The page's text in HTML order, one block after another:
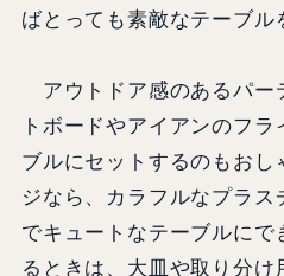
ばとっても素敵なテーブル
アウトドア感のあるパー
トボードやアイアンのフ
ブルにセットするのもお
ジなら、カラフルなプラス
でキュートなテーブルに
るときは、大皿や取り分け